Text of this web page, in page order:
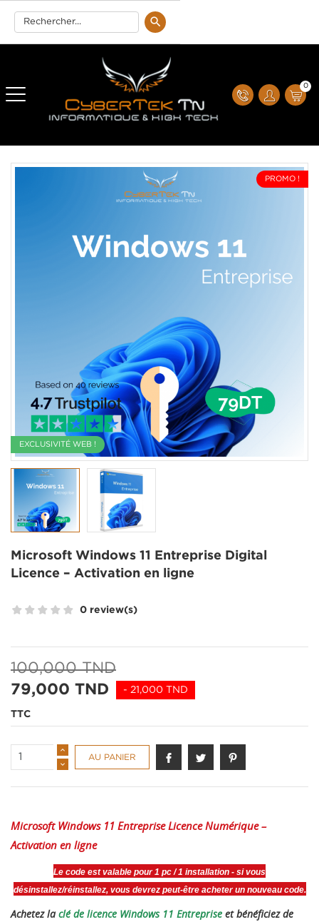
0
EXCLUSIVITÉ WEB !
PROMO !
Microsoft Windows 11 Entreprise Digital
Licence – Activation en ligne
0 review(s)
100,000 TND
79,000 TND
- 21,000 TND
TTC
AU PANIER
Microsoft Windows 11 Entreprise Licence Numérique –
Activation en ligne
Le code est valable pour 1 pc / 1 installation - si vous
désinstallez/réinstallez, vous devrez peut-être acheter un nouveau code.
Achetez laclé de licence Windows 11 Entreprise et bénéficiez de